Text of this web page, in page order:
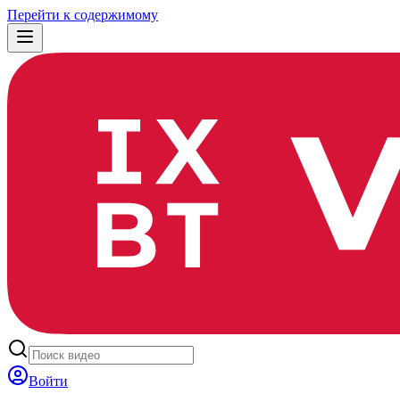
Перейти к содержимому
Войти